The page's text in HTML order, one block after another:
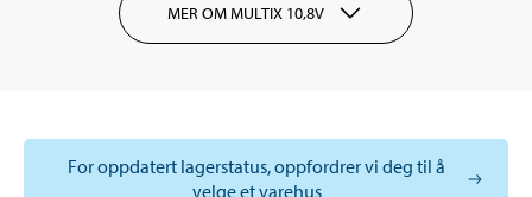
MER OM MULTIX 10,8V
For oppdatert lagerstatus, oppfordrer vi deg til å
velge et varehus